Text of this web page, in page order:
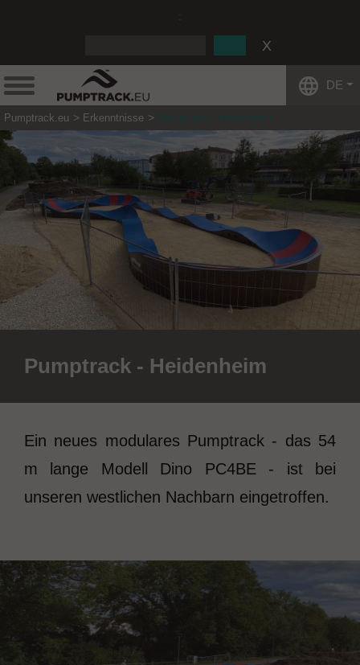
DE
Pumptrack.eu Erkenntnisse Pumptrack - Heidenheim
Pumptrack - Heidenheim
Ein neues modulares Pumptrack - das 54
m lange Modell Dino PC4BE - ist bei
unseren westlichen Nachbarn eingetroffen.